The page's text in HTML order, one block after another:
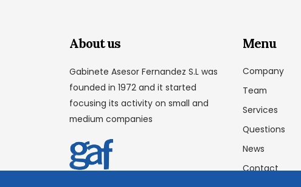
About us
Gabinete Asesor Fernandez S.L was
founded in 1972 and it started
focusing its activity on small and
medium companies
Menu
Company
Team
Services
Questions
News
Contact